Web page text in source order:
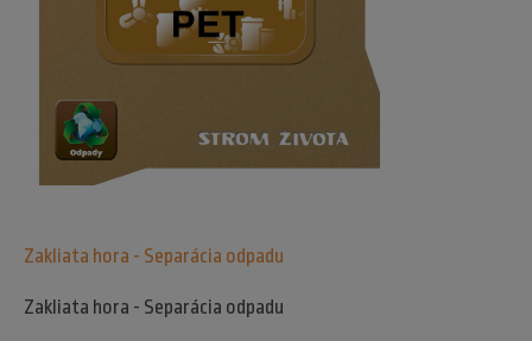
Zakliata hora - Separácia odpadu
Zakliata hora - Separácia odpadu